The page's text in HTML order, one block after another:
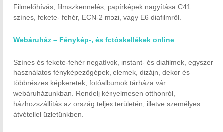
Filmelőhívás, filmszkennelés, papírképek nagyítása C41
színes, fekete- fehér, ECN-2 mozi, vagy E6 diafilmről.
Webáruház – Fénykép-, és fotóskellékek online
Színes és fekete-fehér negatívok, instant- és diafilmek, egyszer
használatos fényképezőgépek, elemek, dizájn, dekor és
többrészes képkeretek, fotóalbumok tárháza vár
webáruházunkban. Rendelj kényelmesen otthonról,
házhozszállítás az ország teljes területén, illetve személyes
átvétellel üzletünkben.